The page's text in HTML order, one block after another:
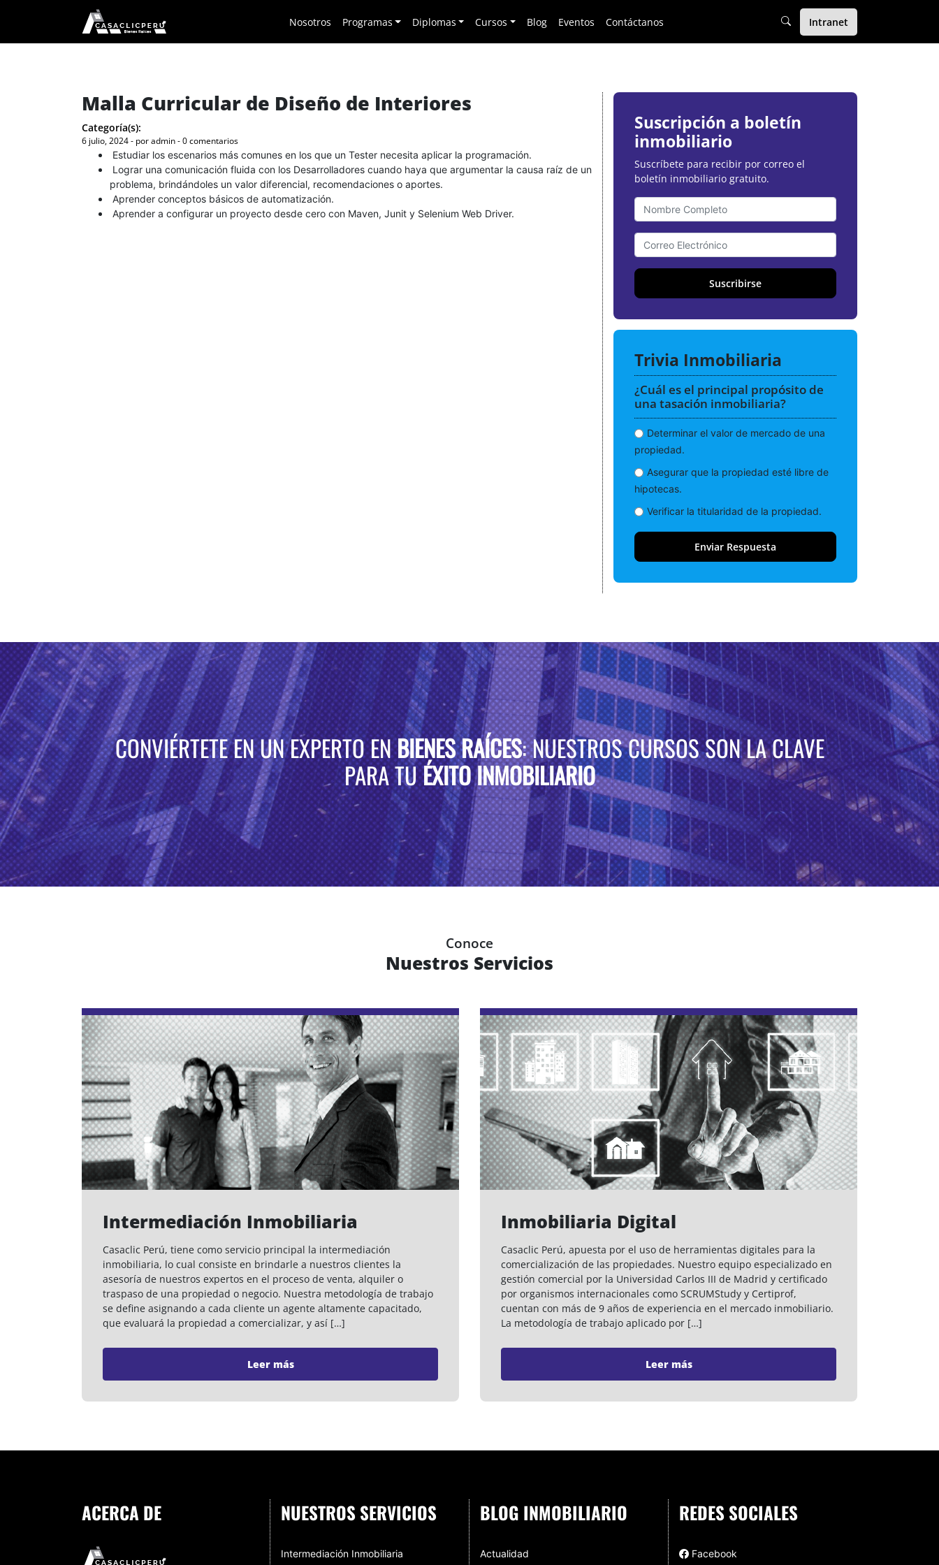
Nosotros Programas Diplomas Cursos Blog Eventos Contáctanos Intranet
Malla Curricular de Diseño de Interiores
Categoría(s):
6 julio, 2024 - por admin - 0 comentarios
Estudiar los escenarios más comunes en los que un Tester necesita aplicar la programación.
Lograr una comunicación fluida con los Desarrolladores cuando haya que argumentar la causa raíz de un
problema, brindándoles un valor diferencial, recomendaciones o aportes.
Aprender conceptos básicos de automatización.
Aprender a configurar un proyecto desde cero con Maven, Junit y Selenium Web Driver.
Suscripción a boletín
inmobiliario
Suscríbete para recibir por correo el
boletín inmobiliario gratuito.
Suscribirse
Trivia Inmobiliaria
¿Cuál es el principal propósito de
una tasación inmobiliaria?
Determinar el valor de mercado de una
propiedad.
Asegurar que la propiedad esté libre de
hipotecas.
Verificar la titularidad de la propiedad.
CONVIÉRTETE EN UN EXPERTO ENBIENES RAÍCES: NUESTROS CURSOS SON LA CLAVE
PARA TUÉXITO INMOBILIARIO
Conoce
Nuestros Servicios
Intermediación Inmobiliaria
Casaclic Perú, tiene como servicio principal la intermediación
inmobiliaria, lo cual consiste en brindarle a nuestros clientes la
asesoría de nuestros expertos en el proceso de venta, alquiler o
traspaso de una propiedad o negocio. Nuestra metodología de trabajo
se define asignando a cada cliente un agente altamente capacitado,
que evaluará la propiedad a comercializar, y así […]
Leer más
Inmobiliaria Digital
Casaclic Perú, apuesta por el uso de herramientas digitales para la
comercialización de las propiedades. Nuestro equipo especializado en
gestión comercial por la Universidad Carlos III de Madrid y certificado
por organismos internacionales como SCRUMStudy y Certiprof,
cuentan con más de 9 años de experiencia en el mercado inmobiliario.
La metodología de trabajo aplicado por […]
Leer más
ACERCA DE NUESTROS SERVICIOS
Intermediación Inmobiliaria
BLOG INMOBILIARIO
Actualidad
REDES SOCIALES
Facebook